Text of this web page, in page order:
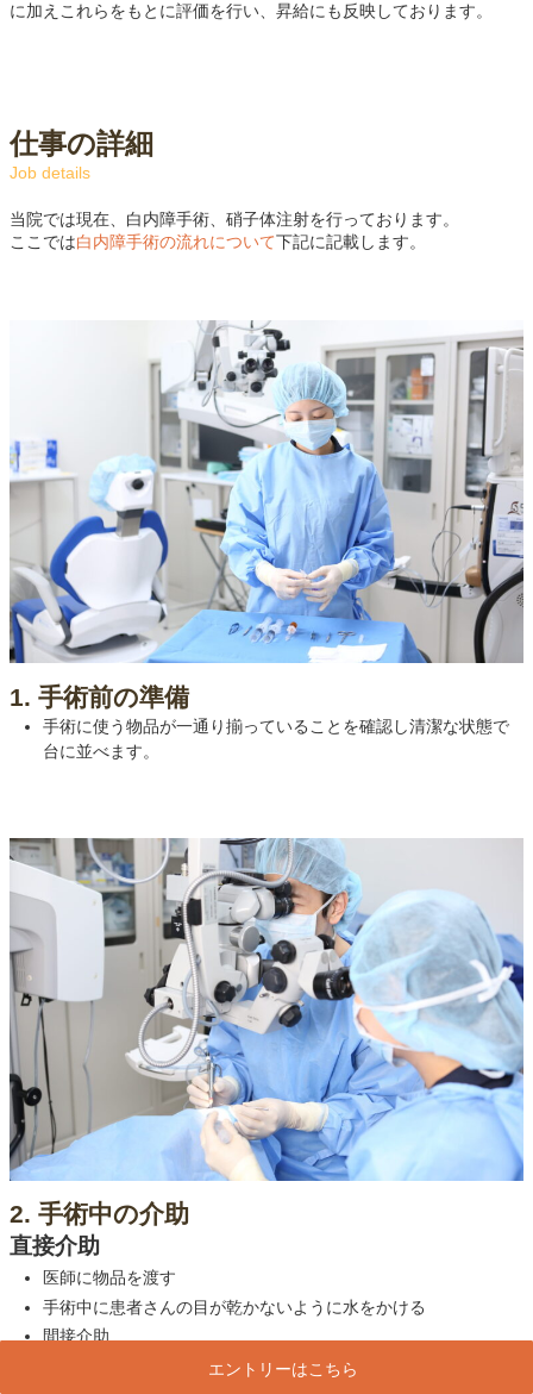
に加えこれらをもとに評価を行い、昇給にも反映しております。
仕事の詳細
Job details
当院では現在、白内障手術、硝子体注射を行っております。
ここでは白内障手術の流れについて下記に記載します。
1. 手術前の準備
手術に使う物品が一通り揃っていることを確認し清潔な状態で
台に並べます。
2. 手術中の介助
直接介助
医師に物品を渡す
手術中に患者さんの目が乾かないように水をかける
間接介助
エントリーはこちら